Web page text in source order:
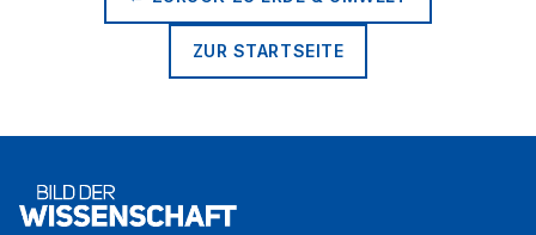
ZUR STARTSEITE